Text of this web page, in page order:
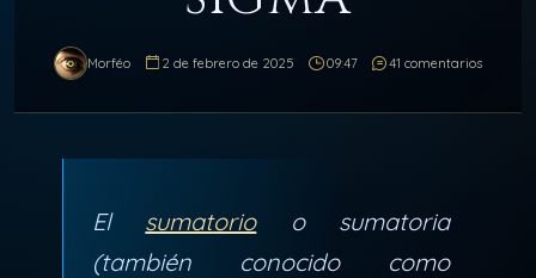
Morféo 2 de febrero de 2025 09:47 41 comentarios
El sumatorio​ o sumatoria
(también conocido como